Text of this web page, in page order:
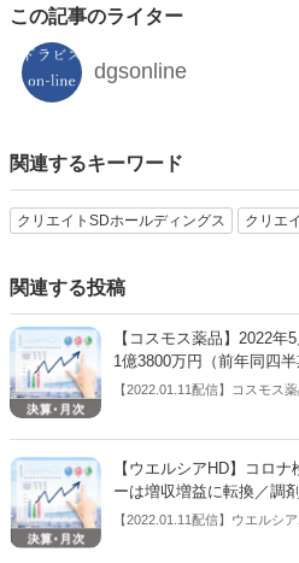
この記事のライター
dgsonline
関連するキーワード
クリエイトSDホールディングス クリエ
関連する投稿
【コスモス薬品】2022年
1億3800万円（前年同四半
【2022.01.11配信】コスモス
の連結業績（2021年6月1日
円）、営業利益149億7900万
常利益164億940万円（前年同
に帰属する四半期純利益112
円）だった。当第１四半期連
る会計基準」等を適用してい
【ウエルシアHD】コロ
ーは増収増益に転換／調
【2022.01.11配信】ウエルシ
２月期第３四半期の決算説明